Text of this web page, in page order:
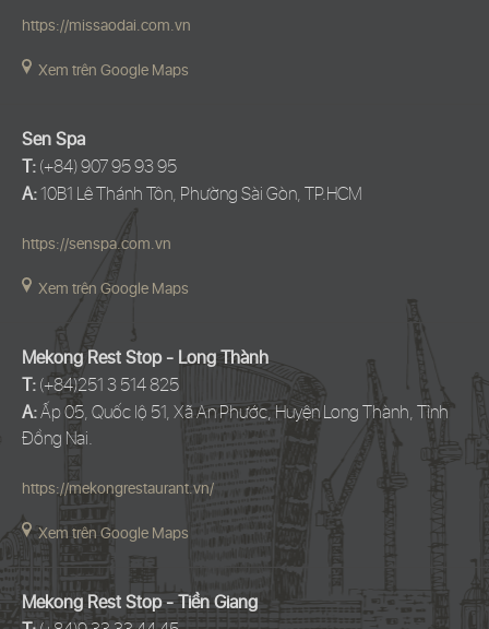
https://missaodai.com.vn
Xem trên Google Maps
Sen Spa
T:(+84) 907 95 93 95
A:10B1 Lê Thánh Tôn, Phường Sài Gòn, TP.HCM
https://senspa.com.vn
Xem trên Google Maps
Mekong Rest Stop - Long Thành
T:(+84)251 3 514 825
A:Ấp 05, Quốc lộ 51, Xã An Phước, Huyện Long Thành, Tỉnh
Đồng Nai.
https://mekongrestaurant.vn/
Xem trên Google Maps
Mekong Rest Stop - Tiền Giang